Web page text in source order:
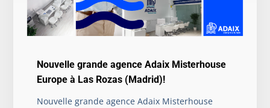
Nouvelle grande agence Adaix Misterhouse
Europe à Las Rozas (Madrid)!
Nouvelle grande agence Adaix Misterhouse